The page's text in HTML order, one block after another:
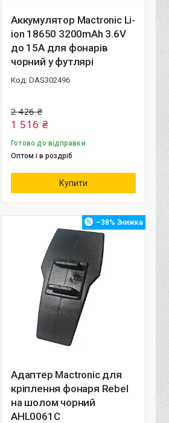
Аккумулятор Mactronic Li-
ion 18650 3200mAh 3.6V
до 15A для фонарів
чорний у футлярі
DAS302496
2 426 ₴
1 516 ₴
Готово до відправки
Оптом і в роздріб
Купити
–38%
Адаптер Mactronic для
кріплення фонаря Rebel
на шолом чорний
AHL0061C